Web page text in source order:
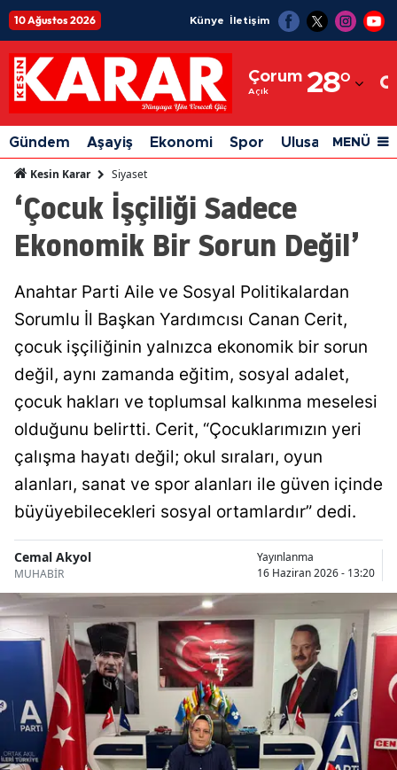
10 Ağustos 2026 Künye İletişim
Çorum
Açık 28°
Adıyaman
Afyonkarahisar
Ağrı
Amasya
Ankara
Aydın
Balıkesir
Bingöl
Bitlis
Burdur
Bursa
Çanakkale
Çankırı
Çorum
Denizli
Gündem Aşayiş Ekonomi Spor Ulusal Siyaset
MENÜ
Kesin Karar Siyaset
‘Çocuk İşçiliği Sadece
Ekonomik Bir Sorun Değil’
Anahtar Parti Aile ve Sosyal Politikalardan
Sorumlu İl Başkan Yardımcısı Canan Cerit,
çocuk işçiliğinin yalnızca ekonomik bir sorun
değil, aynı zamanda eğitim, sosyal adalet,
çocuk hakları ve toplumsal kalkınma meselesi
olduğunu belirtti. Cerit, “Çocuklarımızın yeri
çalışma hayatı değil; okul sıraları, oyun
alanları, sanat ve spor alanları ile güven içinde
büyüyebilecekleri sosyal ortamlardır” dedi.
Cemal Akyol
MUHABİR
Yayınlanma
16 Haziran 2026 - 13:20